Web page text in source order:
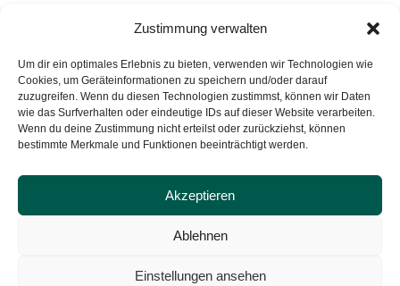
Zustimmung verwalten
Um dir ein optimales Erlebnis zu bieten, verwenden wir Technologien wie
Cookies, um Geräteinformationen zu speichern und/oder darauf
zuzugreifen. Wenn du diesen Technologien zustimmst, können wir Daten
wie das Surfverhalten oder eindeutige IDs auf dieser Website verarbeiten.
Wenn du deine Zustimmung nicht erteilst oder zurückziehst, können
bestimmte Merkmale und Funktionen beeinträchtigt werden.
Akzeptieren
Ablehnen
Einstellungen ansehen
Eintrags-Feed
Kommentar-Feed
WordPress.org
Impressum Datenschutz AGB